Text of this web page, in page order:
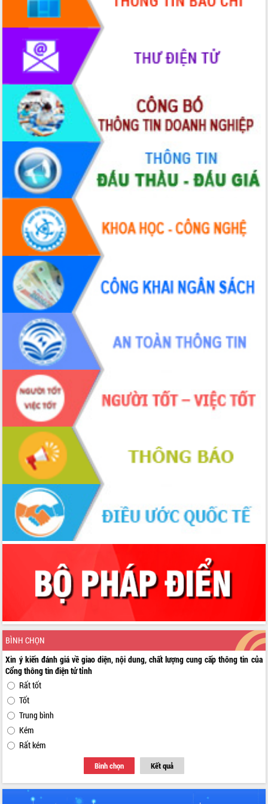
BÌNH CHỌN
Xin ý kiến đánh giá về giao diện, nội dung, chất lượng cung cấp thông tin của
Cổng thông tin điện tử tỉnh
Rất tốt
Tốt
Trung bình
Kém
Rất kém
Bình chọn Kết quả